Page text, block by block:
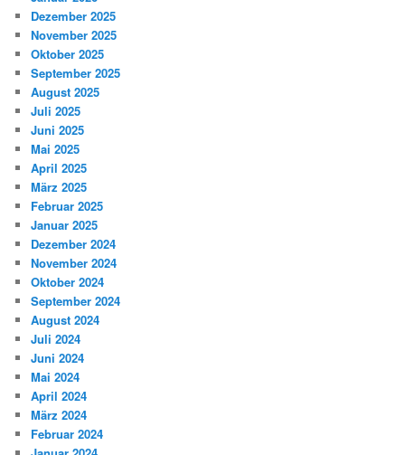
Dezember 2025
November 2025
Oktober 2025
September 2025
August 2025
Juli 2025
Juni 2025
Mai 2025
April 2025
März 2025
Februar 2025
Januar 2025
Dezember 2024
November 2024
Oktober 2024
September 2024
August 2024
Juli 2024
Juni 2024
Mai 2024
April 2024
März 2024
Februar 2024